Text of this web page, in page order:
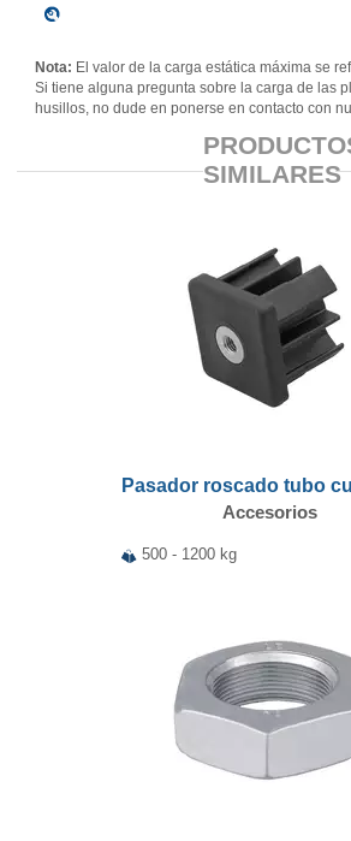
Nota: El valor de la carga estática máxima se
Si tiene alguna pregunta sobre la carga de las
husillos, no dude en ponerse en contacto con
SIMILARES
Pasador roscado tubo
Accesorios
500 - 1200 kg